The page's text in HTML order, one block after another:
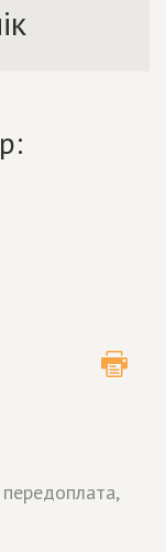
передоплата,